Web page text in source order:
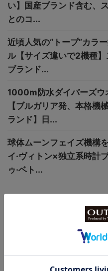
い】国産ブランド含む、
とのコ...
近頃人気の“トープ”カラ
ル【サイズ違いで2機種
ブランド...
1000m防水ダイバーズウ
【ブルガリア発、本格機
ランド】日...
球体ムーンフェイズ機構
イ·ヴィトン×独立系時計
ゥ·ベト...
【先行発売
トンウオッ
ンメカニカル